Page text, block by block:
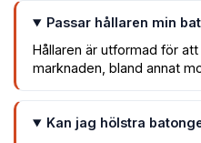
Passar hållaren min
Hållaren är utformad för
marknaden, bland annat
Kan jag hölstra